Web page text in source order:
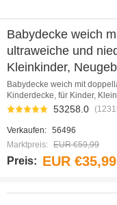
Babydecke weich
ultraweiche und
Kleinkinder,
Babydecke weich mit
Kinderdecke, für Kinder,
53258.0
Verkaufen: 56496
Marktpreis: EUR €59,99
Preis: EUR €35,99